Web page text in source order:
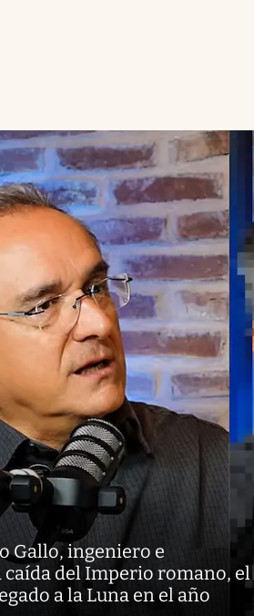
Gallo, ingeniero e
caída del Imperio romano, el
a la Luna en el año